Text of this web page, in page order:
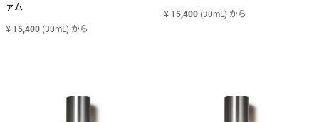
KATE SPADE NEW YORK
キリアン パリ
ァム
¥ 15,400(30mL) から
¥ 15,400(30mL) から